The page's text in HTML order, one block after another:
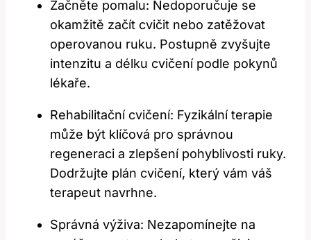
Začněte pomalu: Nedoporučuje se
okamžitě začít cvičit nebo zatěžovat
operovanou ruku. Postupně zvyšujte
intenzitu a délku cvičení podle pokynů
lékaře.
Rehabilitační cvičení: Fyzikální terapie
může být klíčová pro správnou
regeneraci a zlepšení pohyblivosti ruky.
Dodržujte plán cvičení, který vám váš
terapeut navrhne.
Správná výživa: Nezapomínejte na